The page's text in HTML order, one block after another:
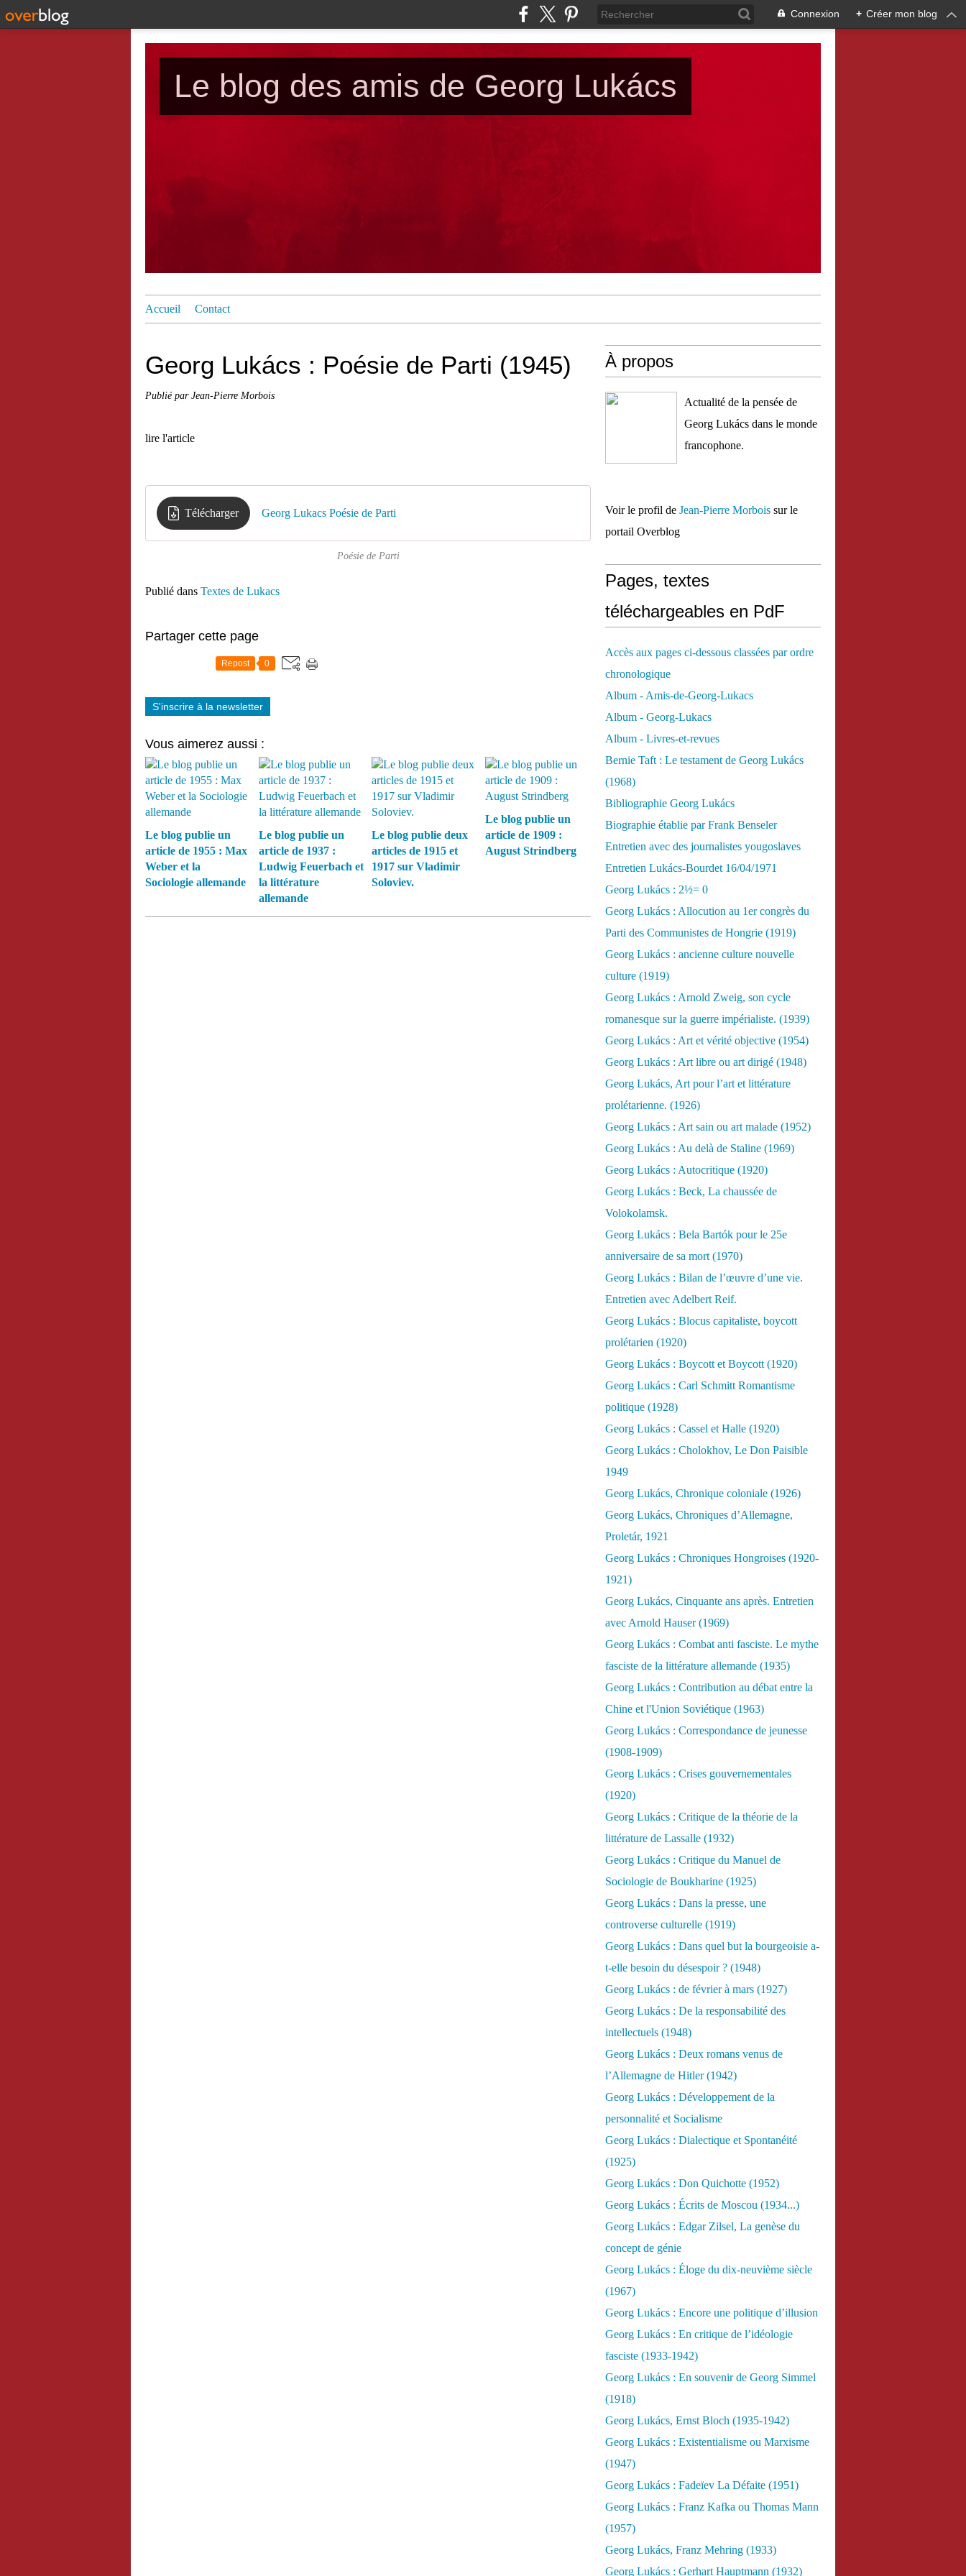
Connexion + Créer mon blog
Le blog des amis de Georg Lukács
Accueil Contact
Georg Lukács : Poésie de Parti (1945)
Publié par Jean-Pierre Morbois
lire l'article
Télécharger Georg Lukacs Poésie de Parti
Poésie de Parti
Publié dans Textes de Lukacs
Partager cette page
Repost 0
S'inscrire à la newsletter
Vous aimerez aussi :
Le blog publie un
article de 1955 : Max
Weber et la
Sociologie allemande
Le blog publie un
article de 1937 :
Ludwig Feuerbach et
la littérature
allemande
Le blog publie deux
articles de 1915 et
1917 sur Vladimir
Soloviev.
Le blog publie un
article de 1909 :
August Strindberg
À propos
Actualité de la pensée de
Georg Lukács dans le monde
francophone.
Voir le profil de Jean-Pierre Morbois sur le
portail Overblog
Pages, textes
téléchargeables en PdF
Accès aux pages ci-dessous classées par ordre
chronologique
Album - Amis-de-Georg-Lukacs
Album - Georg-Lukacs
Album - Livres-et-revues
Bernie Taft : Le testament de Georg Lukács
(1968)
Bibliographie Georg Lukács
Biographie établie par Frank Benseler
Entretien avec des journalistes yougoslaves
Entretien Lukács-Bourdet 16/04/1971
Georg Lukács : 2½= 0
Georg Lukács : Allocution au 1er congrès du
Parti des Communistes de Hongrie (1919)
Georg Lukács : ancienne culture nouvelle
culture (1919)
Georg Lukács : Arnold Zweig, son cycle
romanesque sur la guerre impérialiste. (1939)
Georg Lukács : Art et vérité objective (1954)
Georg Lukács : Art libre ou art dirigé (1948)
Georg Lukács, Art pour l’art et littérature
prolétarienne. (1926)
Georg Lukács : Art sain ou art malade (1952)
Georg Lukács : Au delà de Staline (1969)
Georg Lukács : Autocritique (1920)
Georg Lukács : Beck, La chaussée de
Volokolamsk.
Georg Lukács : Bela Bartók pour le 25e
anniversaire de sa mort (1970)
Georg Lukács : Bilan de l’œuvre d’une vie.
Entretien avec Adelbert Reif.
Georg Lukács : Blocus capitaliste, boycott
prolétarien (1920)
Georg Lukács : Boycott et Boycott (1920)
Georg Lukács : Carl Schmitt Romantisme
politique (1928)
Georg Lukács : Cassel et Halle (1920)
Georg Lukács : Cholokhov, Le Don Paisible
1949
Georg Lukács, Chronique coloniale (1926)
Georg Lukács, Chroniques d’Allemagne,
Proletár, 1921
Georg Lukács : Chroniques Hongroises (1920-
1921)
Georg Lukács, Cinquante ans après. Entretien
avec Arnold Hauser (1969)
Georg Lukács : Combat anti fasciste. Le mythe
fasciste de la littérature allemande (1935)
Georg Lukács : Contribution au débat entre la
Chine et l'Union Soviétique (1963)
Georg Lukács : Correspondance de jeunesse
(1908-1909)
Georg Lukács : Crises gouvernementales
(1920)
Georg Lukács : Critique de la théorie de la
littérature de Lassalle (1932)
Georg Lukács : Critique du Manuel de
Sociologie de Boukharine (1925)
Georg Lukács : Dans la presse, une
controverse culturelle (1919)
Georg Lukács : Dans quel but la bourgeoisie a-
t-elle besoin du désespoir ? (1948)
Georg Lukács : de février à mars (1927)
Georg Lukács : De la responsabilité des
intellectuels (1948)
Georg Lukács : Deux romans venus de
l’Allemagne de Hitler (1942)
Georg Lukács : Développement de la
personnalité et Socialisme
Georg Lukács : Dialectique et Spontanéité
(1925)
Georg Lukács : Don Quichotte (1952)
Georg Lukács : Écrits de Moscou (1934...)
Georg Lukács : Edgar Zilsel, La genèse du
concept de génie
Georg Lukács : Éloge du dix-neuvième siècle
(1967)
Georg Lukács : Encore une politique d’illusion
Georg Lukács : En critique de l’idéologie
fasciste (1933-1942)
Georg Lukács : En souvenir de Georg Simmel
(1918)
Georg Lukács, Ernst Bloch (1935-1942)
Georg Lukács : Existentialisme ou Marxisme
(1947)
Georg Lukács : Fadeïev La Défaite (1951)
Georg Lukács : Franz Kafka ou Thomas Mann
(1957)
Georg Lukács, Franz Mehring (1933)
Georg Lukács : Gerhart Hauptmann (1932)